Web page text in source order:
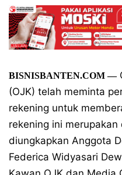
BISNISBANTEN.COM —
(OJK) telah meminta
rekening untuk
rekening ini
diungkapkan Anggota
Federica Widyasari